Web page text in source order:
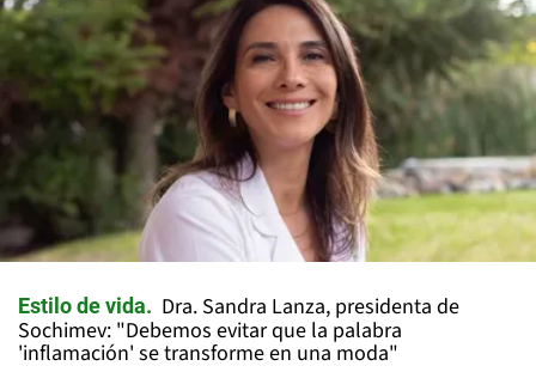
Estilo de vida
Dra. Sandra Lanza, presidenta de
Sochimev: "Debemos evitar que la palabra
'inflamación' se transforme en una moda"